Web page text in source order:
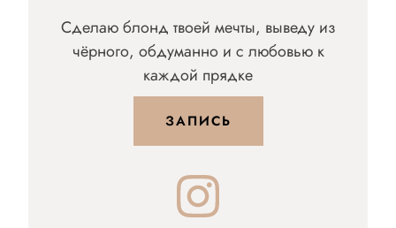
Сделаю блонд твоей мечты, выведу из
чёрного, обдуманно и с любовью к
каждой прядке
ЗАПИСЬ